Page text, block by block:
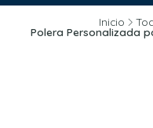
Inicio
Polera Personalizada